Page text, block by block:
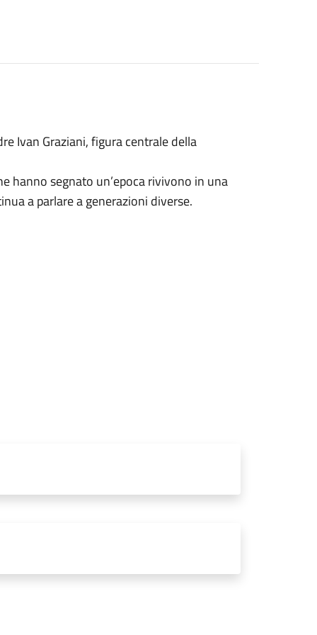
Ivan Graziani, figura centrale della
hanno segnato un’epoca rivivono in una
a parlare a generazioni diverse.